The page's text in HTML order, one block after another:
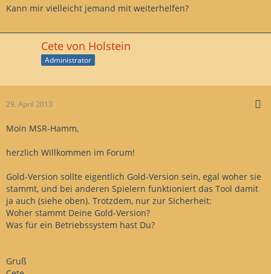
EB2C83F8017512C7442424
test2.1 =>0 9090909090909090909090A180B26D00
83EC1C3D20030000535556578BF1743C3D
Kann mir vielleicht jemand mit weiterhelfen?
Cete von Holstein
Administrator
29. April 2013
Moin MSR-Hamm,
herzlich Willkommen im Forum!
Gold-Version sollte eigentlich Gold-Version sein, egal woher sie
stammt, und bei anderen Spielern funktioniert das Tool damit
ja auch (siehe oben). Trotzdem, nur zur Sicherheit:
Woher stammt Deine Gold-Version?
Was für ein Betriebssystem hast Du?
Gruß